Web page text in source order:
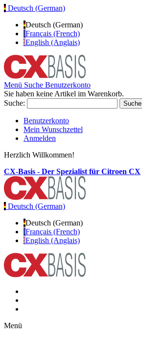
Deutsch (German)
Deutsch (German)
Français (French)
English (Anglais)
Menü Suche Benutzerkonto
Sie haben keine Artikel im Warenkorb.
Suche:
Suche
Benutzerkonto
Mein Wunschzettel
Anmelden
Herzlich Willkommen!
CX-Basis - Der Spezialist für Citroen CX
Deutsch (German)
Deutsch (German)
Français (French)
English (Anglais)
Menü